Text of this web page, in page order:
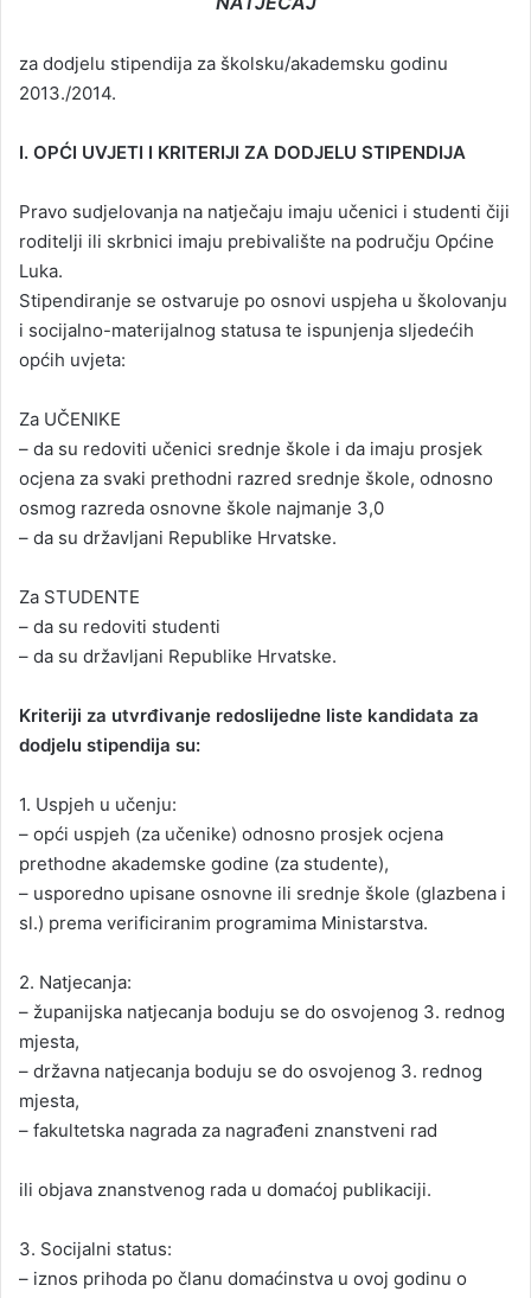
za dodjelu stipendija za školsku/akademsku godinu
2013./2014.
I. OPĆI UVJETI I KRITERIJI ZA DODJELU STIPENDIJA
Pravo sudjelovanja na natječaju imaju učenici i studenti čiji
roditelji ili skrbnici imaju prebivalište na području Općine
Luka.
Stipendiranje se ostvaruje po osnovi uspjeha u školovanju
i socijalno-materijalnog statusa te ispunjenja sljedećih
općih uvjeta:
Za UČENIKE
– da su redoviti učenici srednje škole i da imaju prosjek
ocjena za svaki prethodni razred srednje škole, odnosno
osmog razreda osnovne škole najmanje 3,0
– da su državljani Republike Hrvatske.
Za STUDENTE
– da su redoviti studenti
– da su državljani Republike Hrvatske.
Kriteriji za utvrđivanje redoslijedne liste kandidata za
dodjelu stipendija su:
1. Uspjeh u učenju:
– opći uspjeh (za učenike) odnosno prosjek ocjena
prethodne akademske godine (za studente),
– usporedno upisane osnovne ili srednje škole (glazbena i
sl.) prema verificiranim programima Ministarstva.
2. Natjecanja:
– županijska natjecanja boduju se do osvojenog 3. rednog
mjesta,
– državna natjecanja boduju se do osvojenog 3. rednog
mjesta,
– fakultetska nagrada za nagrađeni znanstveni rad
ili objava znanstvenog rada u domaćoj publikaciji.
3. Socijalni status:
– iznos prihoda po članu domaćinstva u ovoj godinu o